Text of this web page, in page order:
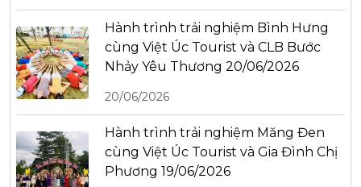
Hành trình trải nghiệm Bình Hưng
cùng Việt Úc Tourist và CLB Bước
Nhảy Yêu Thương 20/06/2026
20/06/2026
Hành trình trải nghiệm Măng Đen
cùng Việt Úc Tourist và Gia Đình Chị
Phương 19/06/2026